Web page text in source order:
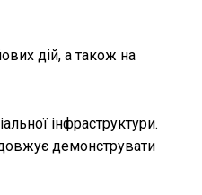
дій, а також на
інфраструктури.
демонструвати